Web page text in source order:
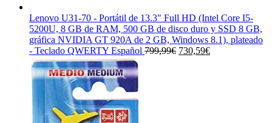
Lenovo U31-70 - Portátil de 13.3" Full HD (Intel Core I5-
5200U, 8 GB de RAM, 500 GB de disco duro y SSD 8 GB,
gráfica NVIDIA GT 920A de 2 GB, Windows 8.1), plateado
- Teclado QWERTY Español 799,99€ El
730,59€El